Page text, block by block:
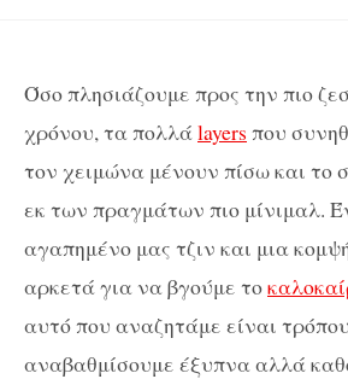
Όσο πλησιάζουμε προς την πιο
χρόνου, τα πολλάlayers που
τον χειμώνα μένουν πίσω και το
εκ των πραγμάτων πιο μίνιμαλ.
αγαπημένο μας τζιν και μια
αρκετά για να βγούμε το
αυτό που αναζητάμε είναι
αναβαθμίσουμε έξυπνα αλλά